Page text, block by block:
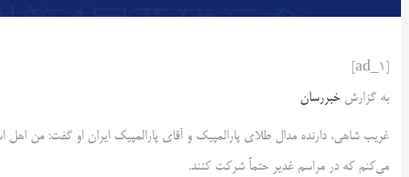
به گزارش خبررسان
غریب شاهی، دارنده مدال طلای پارالمپیک و آقای پارالمپیک ایران او گفت: من
می‌کنم که در مراسم غدیر حتماً شرکت کنند.